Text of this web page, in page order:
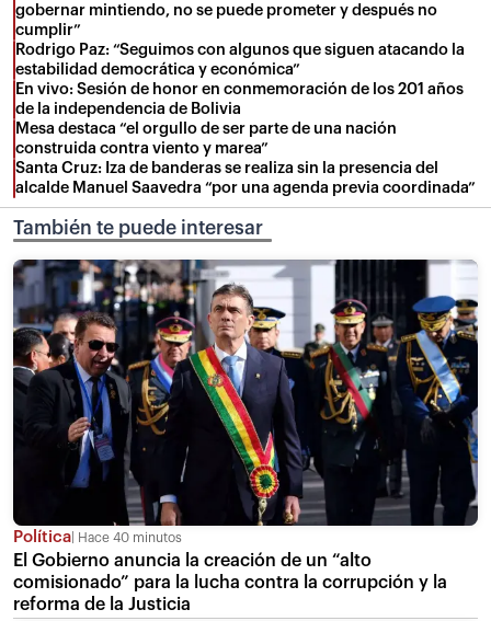
gobernar mintiendo, no se puede prometer y después no
cumplir”
Rodrigo Paz: “Seguimos con algunos que siguen atacando la
estabilidad democrática y económica”
En vivo: Sesión de honor en conmemoración de los 201 años
de la independencia de Bolivia
Mesa destaca “el orgullo de ser parte de una nación
construida contra viento y marea”
Santa Cruz: Iza de banderas se realiza sin la presencia del
alcalde Manuel Saavedra “por una agenda previa coordinada”
También te puede interesar
Política Hace 40 minutos
El Gobierno anuncia la creación de un “alto
comisionado” para la lucha contra la corrupción y la
reforma de la Justicia